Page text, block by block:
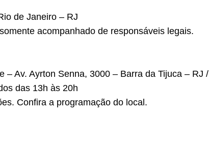
de Janeiro – RJ
acompanhado de responsáveis legais.
Av. Ayrton Senna, 3000 – Barra da Tijuca – RJ /
das 13h às 20h
Confira a programação do local.